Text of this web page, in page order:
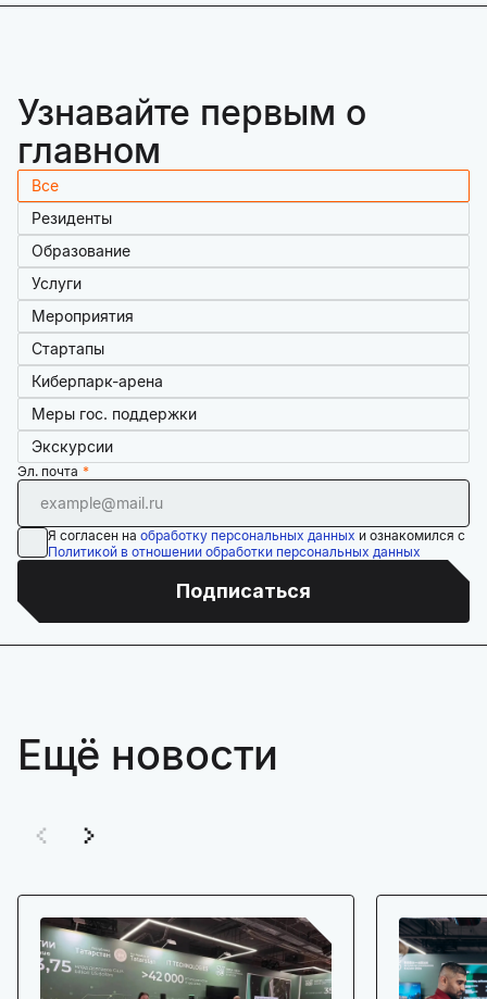
Узнавайте первым о
главном
Все
Резиденты
Образование
Услуги
Мероприятия
Стартапы
Киберпарк-арена
Меры гос. поддержки
Экскурсии
Эл. почта
Я согласен на обработку персональных данных и ознакомился с
Политикой в отношении обработки персональных данных
Подписаться
Ещё новости